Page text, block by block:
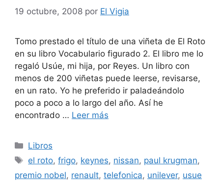
19 octubre, 2008 por El Vigia
Tomo prestado el título de una viñeta de El Roto
en su libro Vocabulario figurado 2. El libro me lo
regaló Usúe, mi hija, por Reyes. Un libro con
menos de 200 viñetas puede leerse, revisarse,
en un rato. Yo he preferido ir paladeándolo
poco a poco a lo largo del año. Así he
encontrado … Leer más
Categorías
Libros
Etiquetas
el roto,frigo, keynes, nissan, paul krugman,
premio nobel, renault, telefonica, unilever, usue